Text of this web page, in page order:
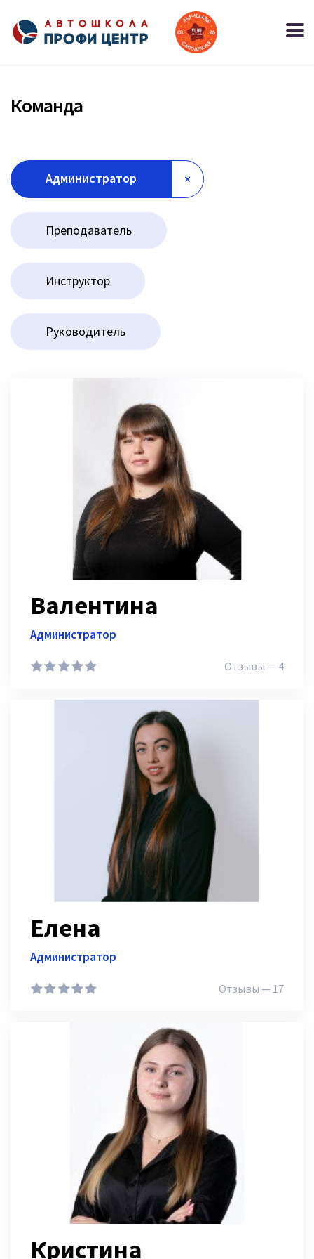
Команда
Администратор ×
Преподаватель
Инструктор
Руководитель
Валентина
Администратор
4
3
2
1 Отзывы — 4
Елена
Администратор
4
3
2
1 Отзывы — 17
Кристина